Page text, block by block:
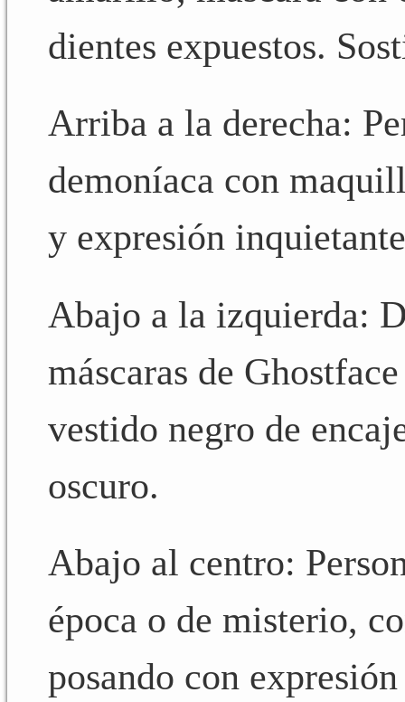
dientes expuestos.
Arriba a la derecha:
demoníaca con
y expresión
Abajo a la izquierda:
máscaras de
vestido negro de
oscuro.
Abajo al centro:
época o de misterio,
posando con